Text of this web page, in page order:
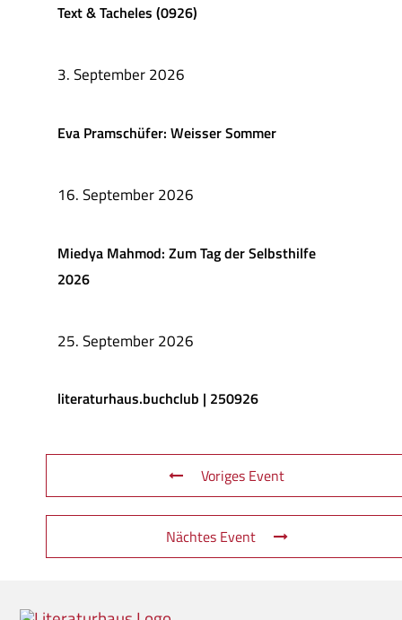
Text & Tacheles (0926)
3. September 2026
Eva Pramschüfer: Weisser Sommer
16. September 2026
Miedya Mahmod: Zum Tag der Selbsthilfe
2026
25. September 2026
literaturhaus.buchclub | 250926
Voriges Event
Nächtes Event